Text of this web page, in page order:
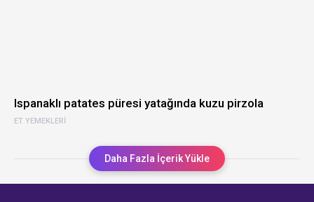
ET YEMEKLERI
Ispanaklı patates püresi yatağında kuzu pirzola
Daha Fazla İçerik Yükle